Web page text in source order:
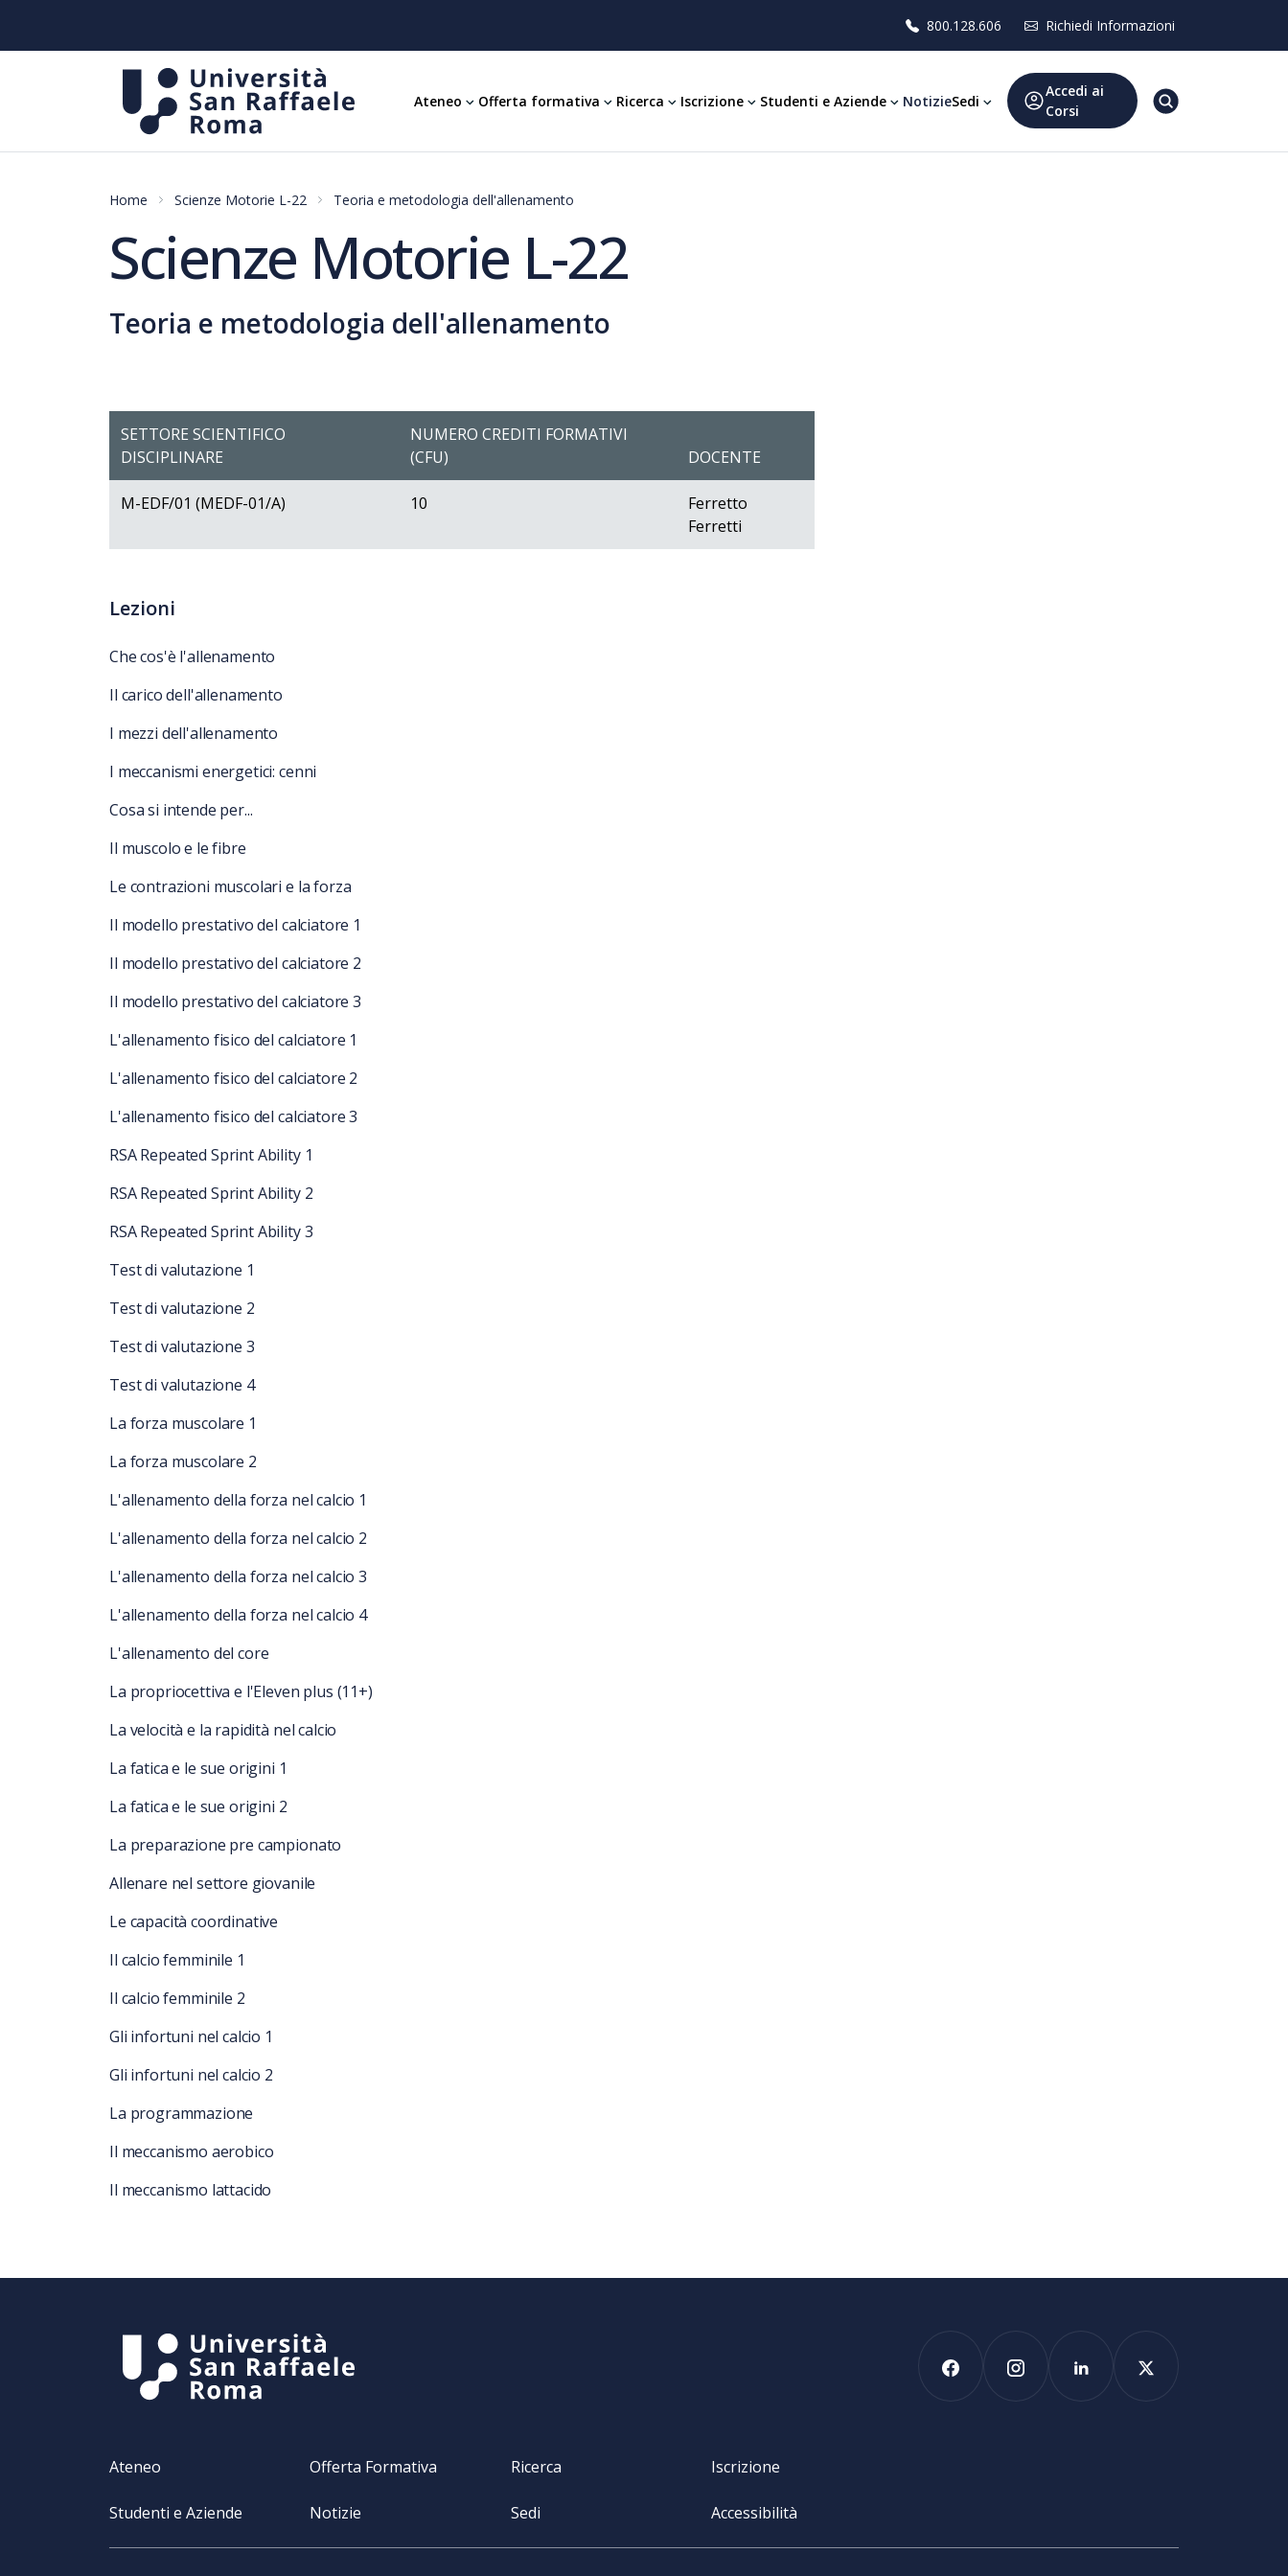
800.128.606 Richiedi Informazioni
Ateneo Offerta formativa Ricerca Iscrizione Studenti e Aziende NotizieSedi
Accedi ai
Corsi
Home Scienze Motorie L-22 Teoria e metodologia dell'allenamento
Scienze Motorie L-22
Teoria e metodologia dell'allenamento
SETTORE SCIENTIFICO
DISCIPLINARE
NUMERO CREDITI FORMATIVI
(CFU)
DOCENTE
M-EDF/01 (MEDF-01/A) 10
Ferretto
Ferretti
Lezioni
Che cos'è l'allenamento
Il carico dell'allenamento
I mezzi dell'allenamento
I meccanismi energetici: cenni
Cosa si intende per...
Il muscolo e le fibre
Le contrazioni muscolari e la forza
Il modello prestativo del calciatore 1
Il modello prestativo del calciatore 2
Il modello prestativo del calciatore 3
L'allenamento fisico del calciatore 1
L'allenamento fisico del calciatore 2
L'allenamento fisico del calciatore 3
RSA Repeated Sprint Ability 1
RSA Repeated Sprint Ability 2
RSA Repeated Sprint Ability 3
Test di valutazione 1
Test di valutazione 2
Test di valutazione 3
Test di valutazione 4
La forza muscolare 1
La forza muscolare 2
L'allenamento della forza nel calcio 1
L'allenamento della forza nel calcio 2
L'allenamento della forza nel calcio 3
L'allenamento della forza nel calcio 4
L'allenamento del core
La propriocettiva e l'Eleven plus (11+)
La velocità e la rapidità nel calcio
La fatica e le sue origini 1
La fatica e le sue origini 2
La preparazione pre campionato
Allenare nel settore giovanile
Le capacità coordinative
Il calcio femminile 1
Il calcio femminile 2
Gli infortuni nel calcio 1
Gli infortuni nel calcio 2
La programmazione
Il meccanismo aerobico
Il meccanismo lattacido
Ateneo Offerta Formativa Ricerca Iscrizione
Studenti e Aziende Notizie Sedi Accessibilità